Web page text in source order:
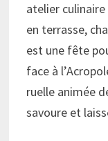
atelier
en terrasse,
est une fête
face à
ruelle animée
savoure et